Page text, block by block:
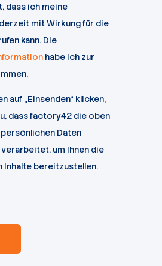
dass ich meine
mit Wirkung für die
kann. Die
habe ich zur
auf „Einsenden“ klicken,
dass factory42 die oben
Daten
um Ihnen die
Inhalte bereitzustellen.